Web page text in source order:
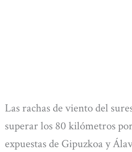
Las rachas de viento del
superar los 80 kilómetros
expuestas de Gipuzkoa y